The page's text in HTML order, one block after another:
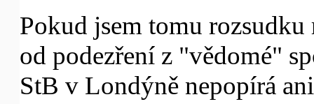
Pokud jsem tomu
od podezření z "vědomé"
StB v Londýně nepopírá